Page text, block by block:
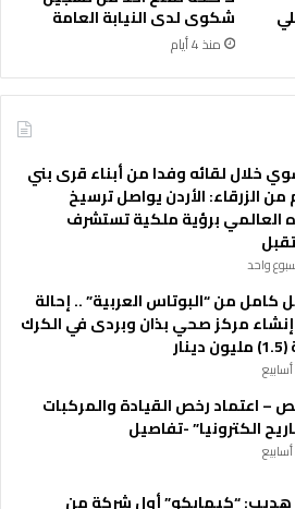
شكوى لدى النيابة العامة
منذ 4 أيام
خلال لقائه وفدا من أبناء قرى بني
الزرقاء: الأردن يواصل ترسيخ
العالمي برؤية ملكية تستشرف
واحد
كامل من “البوتاس العربية” .. إحالة
مركز صحي بذان وبردى في الكرك
– اعتماد رخص القيادة والمركبات
الكترونيا” -تفاصيل
هديب: “كيمابكو” أول شركة من